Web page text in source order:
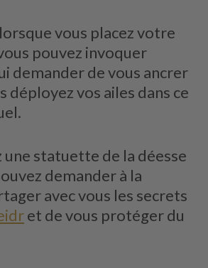
vous placez votre
pouvez invoquer
demander de vous ancrer
déployez vos ailes dans ce
une statuette de la déesse
demander à la
avec vous les secrets
et de vous protéger du